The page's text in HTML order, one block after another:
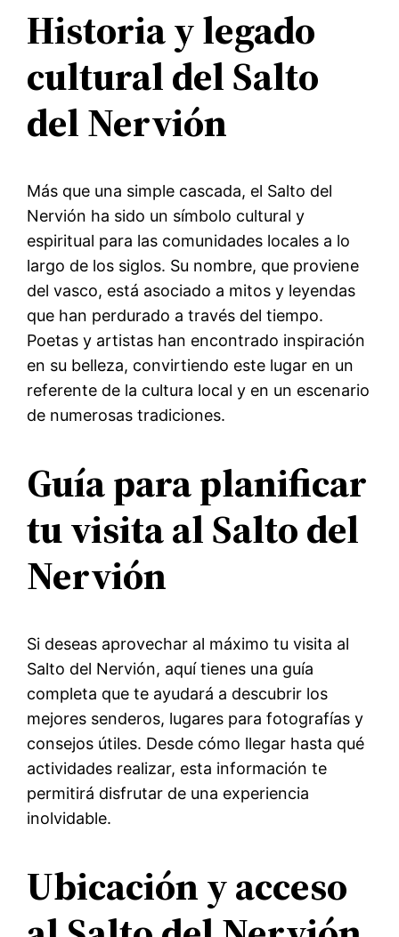
Historia y legado
cultural del Salto
del Nervión
Más que una simple cascada, el Salto del
Nervión ha sido un símbolo cultural y
espiritual para las comunidades locales a lo
largo de los siglos. Su nombre, que proviene
del vasco, está asociado a mitos y leyendas
que han perdurado a través del tiempo.
Poetas y artistas han encontrado inspiración
en su belleza, convirtiendo este lugar en un
referente de la cultura local y en un escenario
de numerosas tradiciones.
Guía para planificar
tu visita al Salto del
Nervión
Si deseas aprovechar al máximo tu visita al
Salto del Nervión, aquí tienes una guía
completa que te ayudará a descubrir los
mejores senderos, lugares para fotografías y
consejos útiles. Desde cómo llegar hasta qué
actividades realizar, esta información te
permitirá disfrutar de una experiencia
inolvidable.
Ubicación y acceso